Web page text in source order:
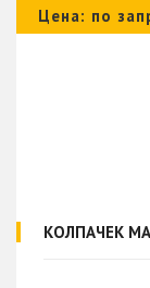
Цена: по
КОЛПАЧЕК